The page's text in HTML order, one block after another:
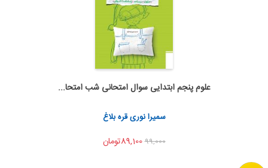
اضافه به سبد خرید
اشتراک گذاری
علوم پنجم ابتدایی سوال امتحانی شب امتحا...
سمیرا نوری قره بلاغ
99,00089,100تومان